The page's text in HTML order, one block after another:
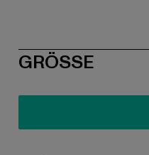
SIZE
GRÖSSE